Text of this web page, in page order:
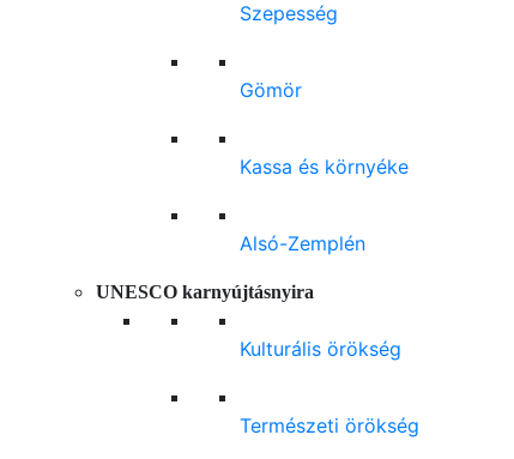
Szepesség
Gömör
Kassa és környéke
Alsó-Zemplén
UNESCO karnyújtásnyira
Kulturális örökség
Természeti örökség